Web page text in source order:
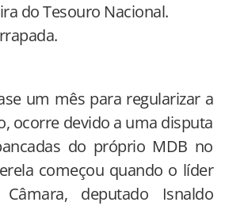
do Tesouro Nacional.
um mês para regularizar a
ocorre devido a uma disputa
do próprio MDB no
começou quando o líder
deputado Isnaldo